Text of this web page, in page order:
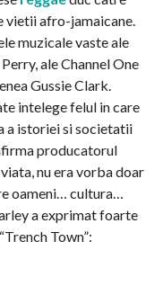
vietii afro-jamaicane.
muzicale vaste ale
ale Channel One
Gussie Clark.
intelege felul in care
a istoriei si societatii
producatorul
nu era vorba doar
oameni… cultura…
a exprimat foarte
Town”: